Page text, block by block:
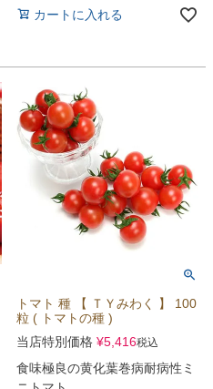
カートに入れる
トマト 種 【 ＴＹみわく 】 100
粒 ( トマトの種 )
当店特別価格 ¥5,416税込
食味極良の黄化葉巻病耐病性ミ